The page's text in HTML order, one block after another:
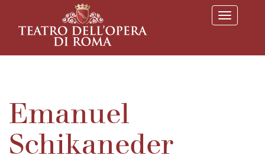
T
o
l
Emanuel
Schikaneder